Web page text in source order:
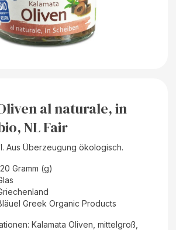
al naturale, in
NL Fair
Aus Überzeugung ökologisch.
Gramm (g)
Greek Organic Products
Kalamata Oliven, mittelgroß,